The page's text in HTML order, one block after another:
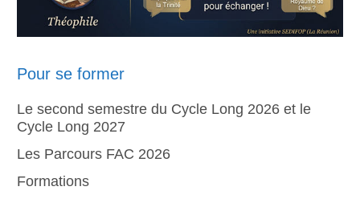
Pour se former
Le second semestre du Cycle Long 2026 et le
Cycle Long 2027
Les Parcours FAC 2026
Formations